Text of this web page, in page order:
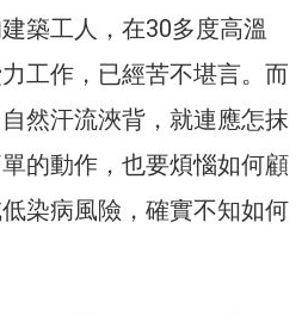
築工人，在30多度高溫
工作，已經苦不堪言。而
然汗流浹背，就連應怎抹
的動作，也要煩惱如何顧
染病風險，確實不知如何